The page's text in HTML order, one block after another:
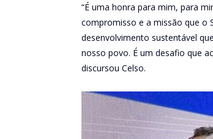
“É uma honra para mim, para
compromisso e a missão que o
desenvolvimento sustentável
nosso povo. É um desafio que
discursou Celso.